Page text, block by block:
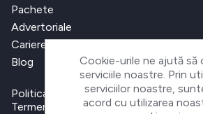
Pachete
Advertoriale
Cariere
Blog
Politica de confidențialitate
Termeni și condiții
Cookie-urile ne ajută să
serviciile noastre. Prin
serviciilor noastre,
acord cu utilizarea